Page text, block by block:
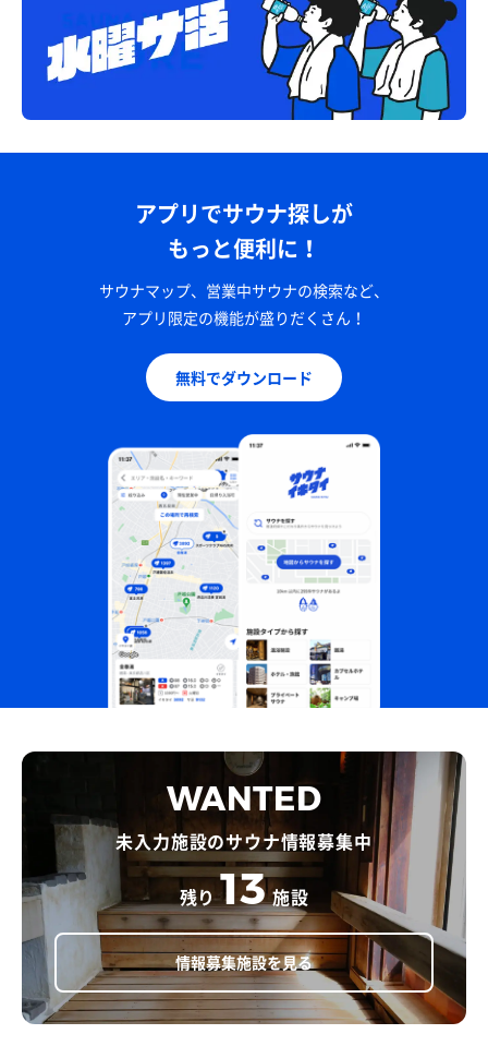
アプリでサウナ探しが
もっと便利に！
サウナマップ、営業中サウナの検索など、
アプリ限定の機能が盛りだくさん！
無料でダウンロード
WANTED
未入力施設のサウナ情報募集中
残り 13 施設
情報募集施設を見る